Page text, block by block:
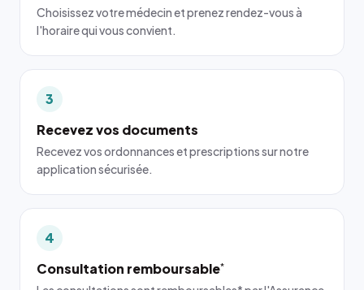
Choisissez votre médecin et prenez rendez-vous à
l'horaire qui vous convient.
3
Recevez vos documents
Recevez vos ordonnances et prescriptions sur notre
application sécurisée.
4
Consultation remboursable*